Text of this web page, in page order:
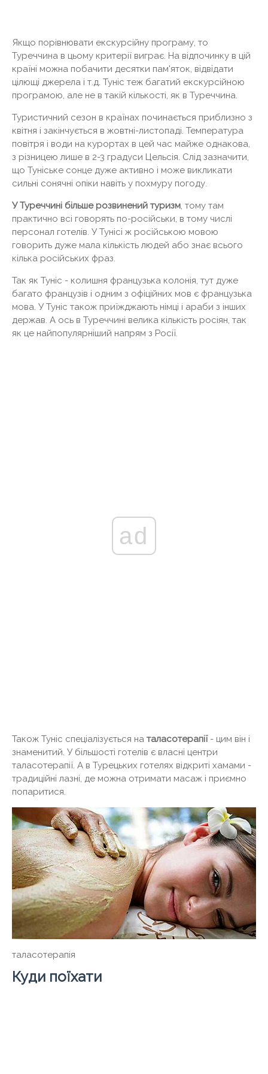
Якщо порівнювати екскурсійну програму, то
Туреччина в цьому критерії виграє. На відпочинку в цій
країні можна побачити десятки пам'яток, відвідати
цілющі джерела і т.д. Туніс теж багатий екскурсійною
програмою, але не в такій кількості, як в Туреччина.
Туристичний сезон в країнах починається приблизно з
квітня і закінчується в жовтні-листопаді. Температура
повітря і води на курортах в цей час майже однакова,
з різницею лише в 2-3 градуси Цельсія. Слід зазначити,
що Туніське сонце дуже активно і може викликати
сильні сонячні опіки навіть у похмуру погоду.
У Туреччині більше розвинений туризм, тому там
практично всі говорять по-російськи, в тому числі
персонал готелів. У Тунісі ж російською мовою
говорить дуже мала кількість людей або знає всього
кілька російських фраз.
Так як Туніс - колишня французька колонія, тут дуже
багато французів і одним з офіційних мов є французька
мова. У Туніс також приїжджають німці і араби з інших
держав. А ось в Туреччині велика кількість росіян, так
як це найпопулярніший напрям з Росії.
ad
Також Туніс спеціалізується на таласотерапії- цим він і
знаменитий. У більшості готелів є власні центри
таласотерапії. А в Турецьких готелях відкриті хамами -
традиційні лазні, де можна отримати масаж і приємно
попаритися.
таласотерапія
Куди поїхати